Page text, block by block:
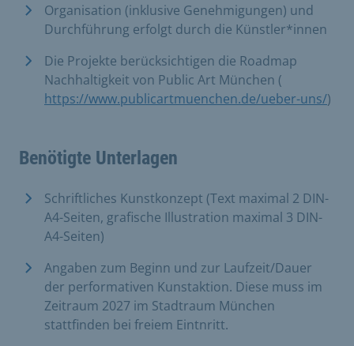
Organisation (inklusive Genehmigungen) und
Durchführung erfolgt durch die Künstler*innen
Die Projekte berücksichtigen die Roadmap
Nachhaltigkeit von Public Art München (
https://www.publicartmuenchen.de/ueber-uns/)
Benötigte Unterlagen
Schriftliches Kunstkonzept (Text maximal 2 DIN-
A4-Seiten, grafische Illustration maximal 3 DIN-
A4-Seiten)
Angaben zum Beginn und zur Laufzeit/Dauer
der performativen Kunstaktion. Diese muss im
Zeitraum 2027 im Stadtraum München
stattfinden bei freiem Eintnritt.